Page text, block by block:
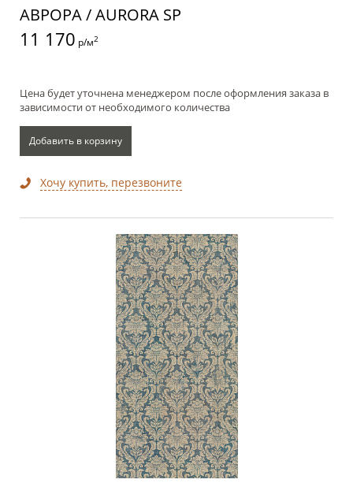
АВРОРА / AURORA SP
11 170 р/м2
Цена будет уточнена менеджером после оформления заказа в
зависимости от необходимого количества
Добавить в корзину
Хочу купить, перезвоните